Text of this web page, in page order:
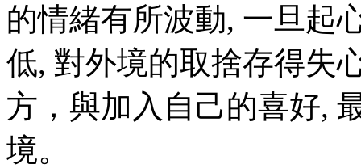
的情緒有所波動, 一旦起
低, 對外境的取捨存得失
方，與加入自己的喜好,
境。